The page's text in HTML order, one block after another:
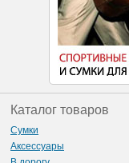
Каталог товаров
Сумки
Аксессуары